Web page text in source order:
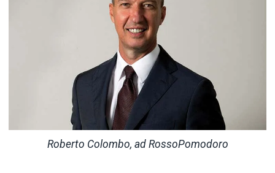
Roberto Colombo, ad RossoPomodoro